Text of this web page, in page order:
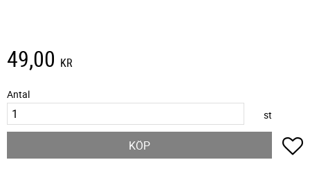
49,00 KR
Antal
st
KÖP